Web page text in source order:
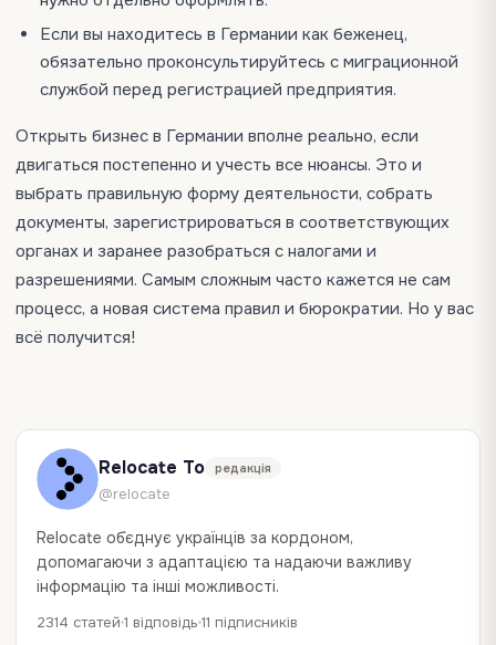
Если вы находитесь в Германии как беженец,
обязательно проконсультируйтесь с миграционной
службой перед регистрацией предприятия.
Открыть бизнес в Германии вполне реально, если
двигаться постепенно и учесть все нюансы. Это и
выбрать правильную форму деятельности, собрать
документы, зарегистрироваться в соответствующих
органах и заранее разобраться с налогами и
разрешениями. Самым сложным часто кажется не сам
процесс, а новая система правил и бюрократии. Но у вас
всё получится!
Relocate To редакція
@relocate
Relocate об`єднує українців за кордоном,
допомагаючи з адаптацією та надаючи важливу
інформацію та інші можливості.
2314 статей 1 відповідь 11 підписників